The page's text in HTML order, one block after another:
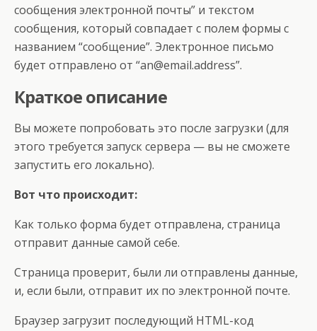
сообщения электронной почты” и текстом
сообщения, который совпадает с полем формы с
названием “сообщение”. Электронное письмо
будет отправлено от “an@email.address”.
Краткое описание
Вы можете попробовать это после загрузки (для
этого требуется запуск сервера — вы не сможете
запустить его локально).
Вот что происходит:
Как только форма будет отправлена, страница
отправит данные самой себе.
Страница проверит, были ли отправлены данные,
и, если были, отправит их по электронной почте.
Браузер загрузит последующий HTML-код